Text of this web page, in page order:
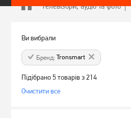
Телевізори, аудіо та фото
Ви вибрали
Бренд: Tronsmart
Підібрано 5 товарів з 214
Очистити все